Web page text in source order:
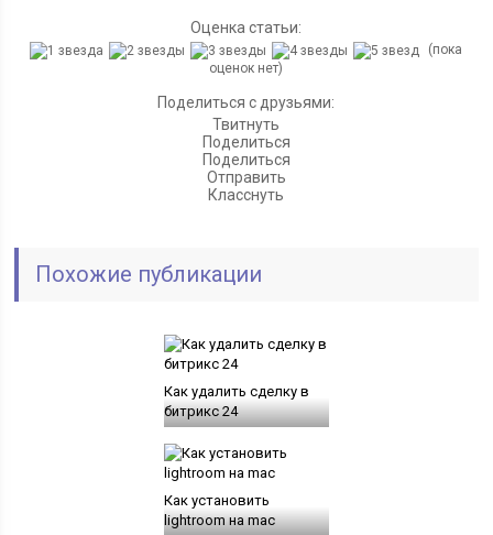
Оценка статьи:
(пока
оценок нет)
Поделиться с друзьями:
Твитнуть
Поделиться
Поделиться
Отправить
Класснуть
Похожие публикации
Как удалить сделку в
битрикс 24
Как установить
lightroom на mac